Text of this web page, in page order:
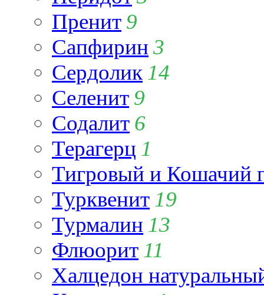
Пренит 9
Сапфирин 3
Сердолик 14
Селенит 9
Содалит 6
Терагерц 1
Тигровый и Кошачий
Турквенит 19
Турмалин 13
Флюорит 11
Халцедон